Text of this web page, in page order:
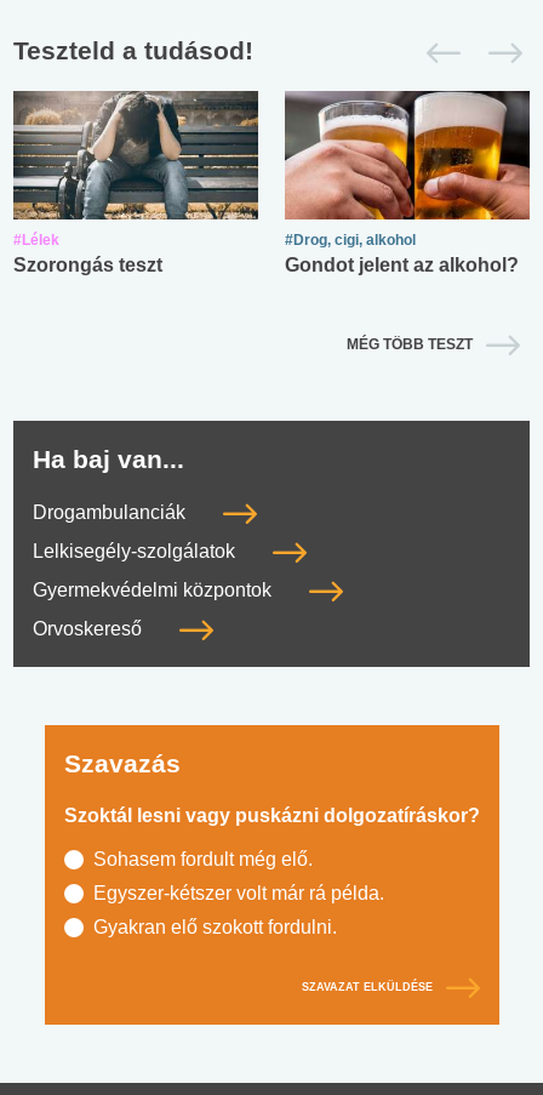
Teszteld a tudásod!
#Lélek
Szorongás teszt
#Drog, cigi, alkohol
Gondot jelent az alkohol?
MÉG TÖBB TESZT
Ha baj van...
Drogambulanciák
Lelkisegély-szolgálatok
Gyermekvédelmi központok
Orvoskereső
Szavazás
Szoktál lesni vagy puskázni dolgozatíráskor?
Sohasem fordult még elő.
Egyszer-kétszer volt már rá példa.
Gyakran elő szokott fordulni.
SZAVAZAT ELKÜLDÉSE